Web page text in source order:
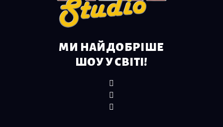
МИ НАЙДОБРІШЕ
ШОУ У СВІТІ!